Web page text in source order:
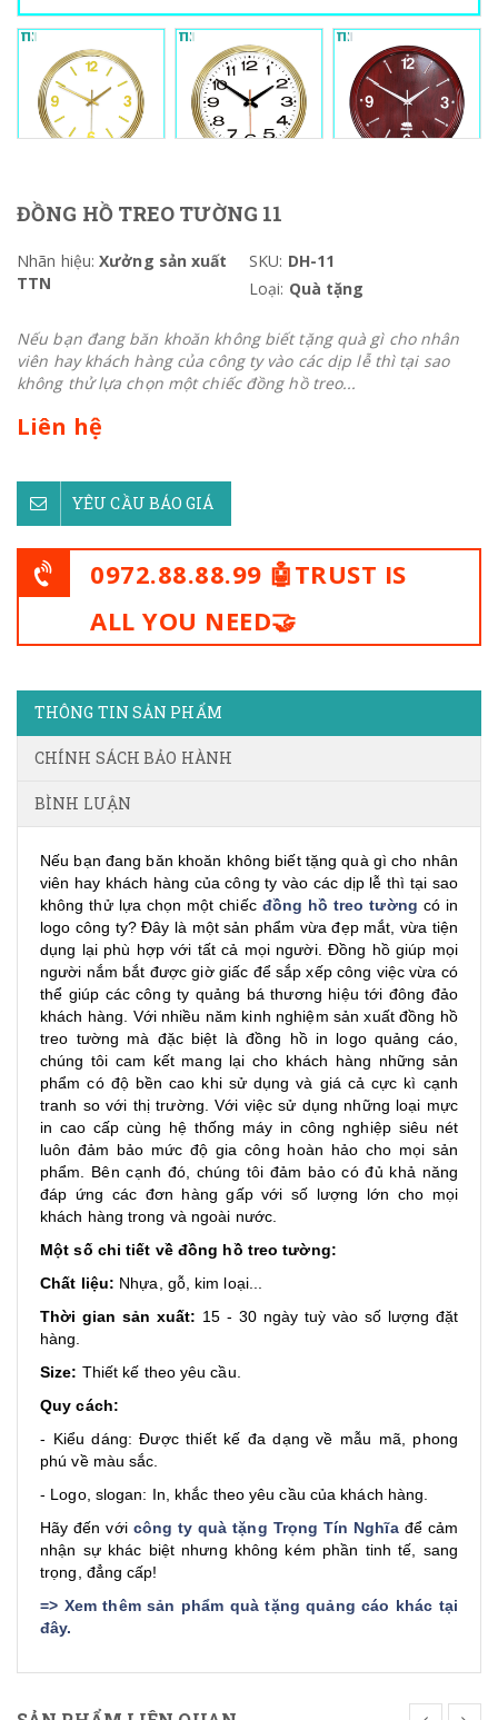
ĐỒNG HỒ TREO TƯỜNG 11
Nhãn hiệu: Xưởng sản xuất
TTN
SKU: DH-11
Loại: Quà tặng
Nếu bạn đang băn khoăn không biết tặng quà gì cho nhân
viên hay khách hàng của công ty vào các dịp lễ thì tại sao
không thử lựa chọn một chiếc đồng hồ treo...
Liên hệ
YÊU CẦU BÁO GIÁ
0972.88.88.99 🤖TRUST IS
ALL YOU NEED🤝
THÔNG TIN SẢN PHẨM
CHÍNH SÁCH BẢO HÀNH
BÌNH LUẬN
Nếu bạn đang băn khoăn không biết tặng quà gì cho nhân
viên hay khách hàng của công ty vào các dịp lễ thì tại sao
không thử lựa chọn một chiếc đồng hồ treo tường có in
logo công ty? Đây là một sản phẩm vừa đẹp mắt, vừa tiện
dụng lại phù hợp với tất cả mọi người. Đồng hồ giúp mọi
người nắm bắt được giờ giấc để sắp xếp công việc vừa có
thể giúp các công ty quảng bá thương hiệu tới đông đảo
khách hàng. Với nhiều năm kinh nghiệm sản xuất đồng hồ
treo tường mà đặc biệt là đồng hồ in logo quảng cáo,
chúng tôi cam kết mang lại cho khách hàng những sản
phẩm có độ bền cao khi sử dụng và giá cả cực kì cạnh
tranh so với thị trường. Với việc sử dụng những loại mực
in cao cấp cùng hệ thống máy in công nghiệp siêu nét
luôn đảm bảo mức độ gia công hoàn hảo cho mọi sản
phẩm. Bên cạnh đó, chúng tôi đảm bảo có đủ khả năng
đáp ứng các đơn hàng gấp với số lượng lớn cho mọi
khách hàng trong và ngoài nước.
Một số chi tiết về đồng hồ treo tường:
Chất liệu: Nhựa, gỗ, kim loại...
Thời gian sản xuất: 15 - 30 ngày tuỳ vào số lượng đặt
hàng.
Size: Thiết kế theo yêu cầu.
Quy cách:
- Kiểu dáng: Được thiết kế đa dạng về mẫu mã, phong
phú về màu sắc.
- Logo, slogan: In, khắc theo yêu cầu của khách hàng.
Hãy đến với công ty quà tặng Trọng Tín Nghĩađể cảm
nhận sự khác biệt nhưng không kém phần tinh tế, sang
trọng, đẳng cấp!
=> Xem thêm sản phẩm quà tặng quảng cáo khác tại
đây.